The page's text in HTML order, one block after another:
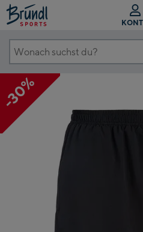
Wonach
suchst
du?
-30%